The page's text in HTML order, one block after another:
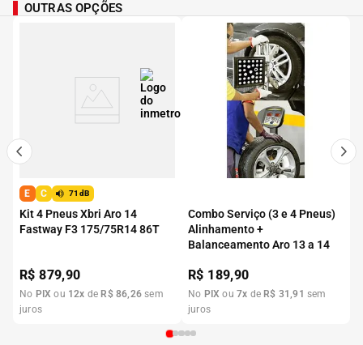
OUTRAS OPÇÕES
E C 71dB
Kit 4 Pneus Xbri Aro 14
Fastway F3 175/75R14 86T
R$879,90
No PIX ou 12x de R$ 86,26 sem
juros
Combo Serviço (3 e 4 Pneus)
Alinhamento +
Balanceamento Aro 13 a 14
R$ 189,90
No PIX ou7x de R$ 31 ,91 sem
juros